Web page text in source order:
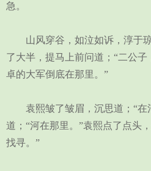
急。
山风穿谷，如泣如诉，淳于琼
了大半，提马上前问道；“二公
卓的大军倒底在那里。”
袁熙皱了皱眉，沉思道；“在
道；“河在那里。”袁熙点了点头
找寻。”